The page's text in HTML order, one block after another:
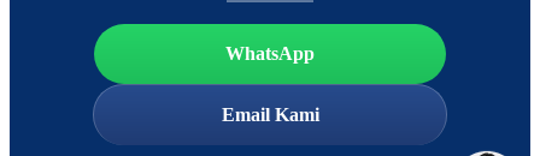
WhatsApp
Email Kami